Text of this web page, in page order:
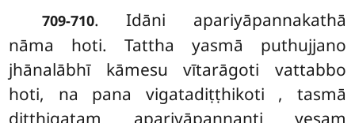
709-710. Idāni apariyāpannakathā
nāma hoti. Tattha yasmā puthujjano
jhānalābhī kāmesu vītarāgoti vattabbo
hoti, na pana vigatadiṭṭhikoti , tasmā
diṭṭhigataṃ apariyāpannanti yesaṃ